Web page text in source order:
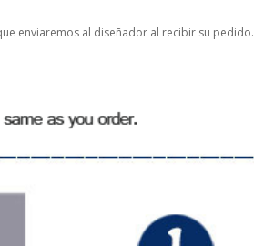
enviaremos al diseñador al recibir su pedido.